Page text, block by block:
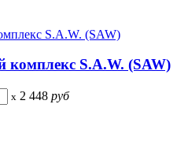
комплекс S.A.W. (SAW)
x 2 448 руб